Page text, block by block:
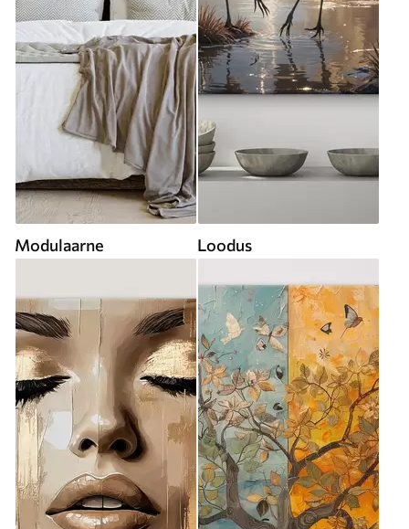
Modulaarne Loodus